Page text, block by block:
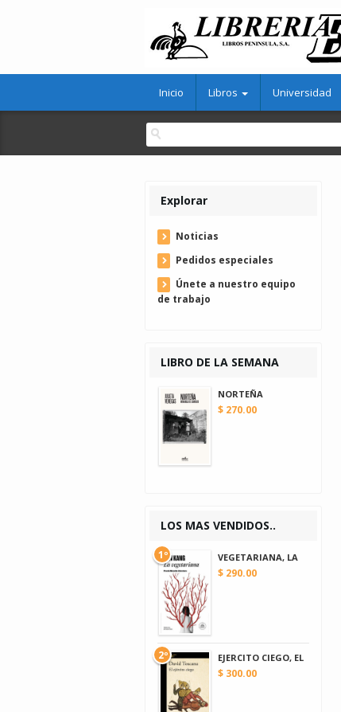
Inicio Libros Universidad
Explorar
Noticias
Pedidos especiales
Únete a nuestro equipo
de trabajo
LIBRO DE LA SEMANA
NORTEÑA
$ 270.00
LOS MAS VENDIDOS..
VEGETARIANA, LA
$ 290.00
1º
EJERCITO CIEGO, EL
$ 300.00
2º